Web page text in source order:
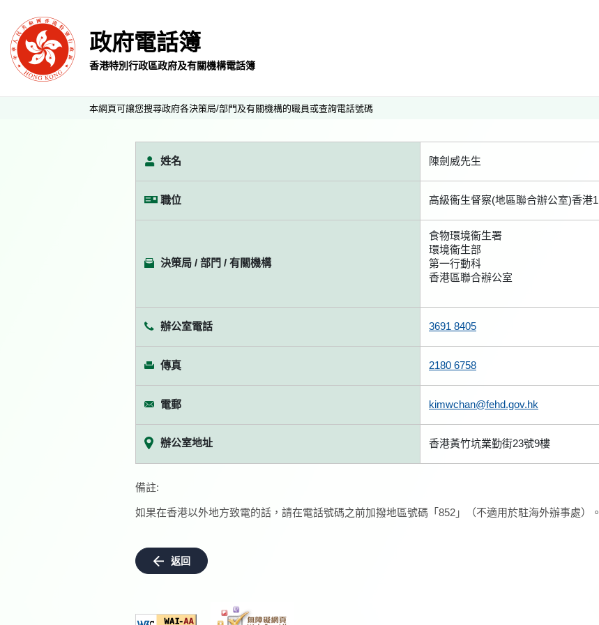
政府電話簿
香港特別行政區政府及有關機構電話簿
本網頁可讓您搜尋政府各決策局/部門及有關機構的職員或查詢電話號碼
姓名 陳劍威先生
職位 高級衞生督察(地區聯合辦公室)香港1
決策局 / 部門 / 有關機構
食物環境衞生署
環境衞生部
第一行動科
香港區聯合辦公室
辦公室電話 3691 8405
傳真 2180 6758
電郵 kimwchan@fehd.gov.hk
辦公室地址 香港黃竹坑業勤街23號9樓
備註:
如果在香港以外地方致電的話，請在電話號碼之前加撥地區號碼「852」（不適用於駐海外辦事處）。
返回